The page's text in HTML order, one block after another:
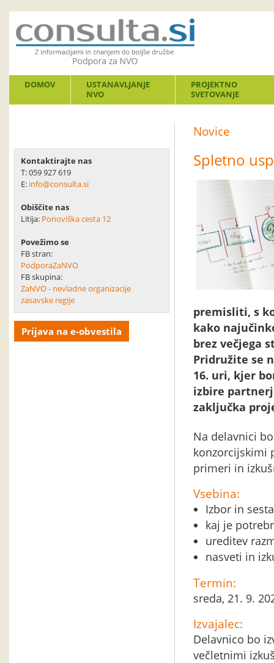
DOMOV
USTANAVLJANJE
NVO
PROJEKTNO
SVETOVANJE
Kontaktirajte nas
T: 059 927 619
E: info@consulta.si
Obiščite nas
Litija: Ponoviška cesta 12
Povežimo se
FB stran:
PodporaZaNVO
FB skupina:
ZaNVO - nevladne organizacije
zasavske regije
Prijava na e-obvestila
Novice
Spletno
premisliti, s
kako
brez večjega
Pridružite se
16. uri, kjer
izbire
zaključka
Na delavnici
konzorcijskimi
primeri in
Vsebina:
Izbor in
kaj je
ureditev
nasveti in
Termin:
sreda, 21. 9.
Izvajalec:
Delavnico bo
večletnimi